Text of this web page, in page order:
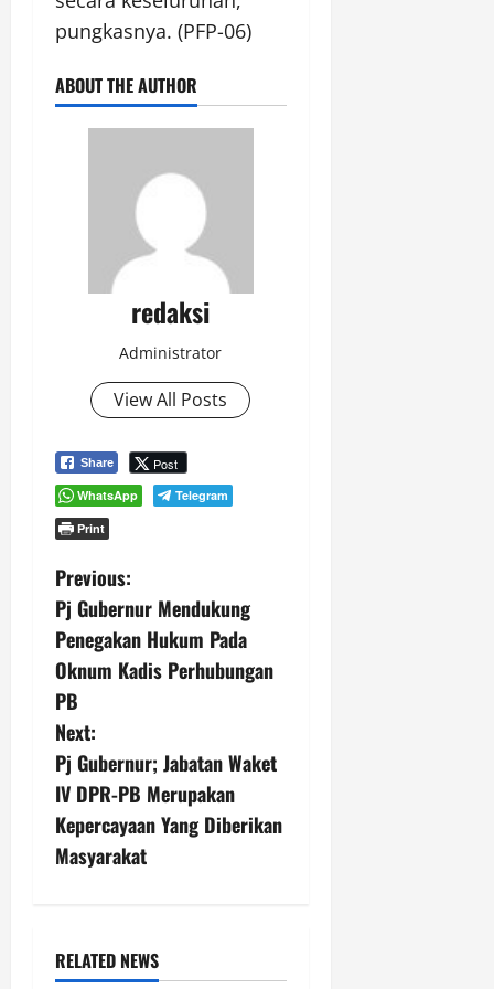
pungkasnya. (PFP-06)
ABOUT THE AUTHOR
redaksi
Administrator
View All Posts
Share Post
WhatsApp
Telegram
Print
P
o
s
t
n
a
v
g
Previous:
Pj Gubernur Mendukung
Penegakan Hukum Pada
Oknum Kadis Perhubungan
PB
Next:
Pj Gubernur; Jabatan Waket
IV DPR-PB Merupakan
Kepercayaan Yang Diberikan
Masyarakat
RELATED NEWS